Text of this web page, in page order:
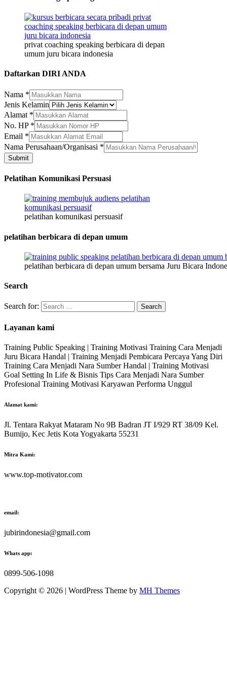
privat coaching speaking berbicara di depan
umum juru bicara indonesia
Daftarkan DIRI ANDA
Nama *
Perusahaan/Organisasi
HP
Jenis
Jenis Kelamin
Alamat *
No. HP *
Email *
Nama Perusahaan/Organisasi *
Submit
Pelatihan Komunikasi Persuasi
pelatihan komunikasi persuasif
pelatihan berbicara di depan umum
pelatihan berbicara di depan umum bersama Juru Bicara
Search
Search for:
Layanan kami
Training Public Speaking | Training Motivasi Training Cara Menjadi
Juru Bicara Handal | Training Menjadi Pembicara Percaya Yang Diri
Training Cara Menjadi Nara Sumber Handal | Training Motivasi
Goal Setting In Life & Bisnis Tips Cara Menjadi Nara Sumber
Profesional Training Motivasi Karyawan Performa Unggul
Alamat kami:
Jl. Tentara Rakyat Mataram No 9B Badran JT I/929 RT 38/09 Kel.
Bumijo, Kec Jetis Kota Yogyakarta 55231
Mitra Kami:
www.top-motivator.com
email:
jubirindonesia@gmail.com
Whats app:
0899-506-1098
Copyright © 2026 | WordPress Theme by MH Themes